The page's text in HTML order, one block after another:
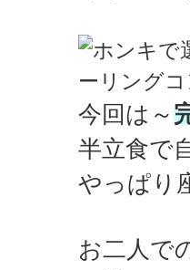
今回は～
半立食で
やっぱり
お二人で